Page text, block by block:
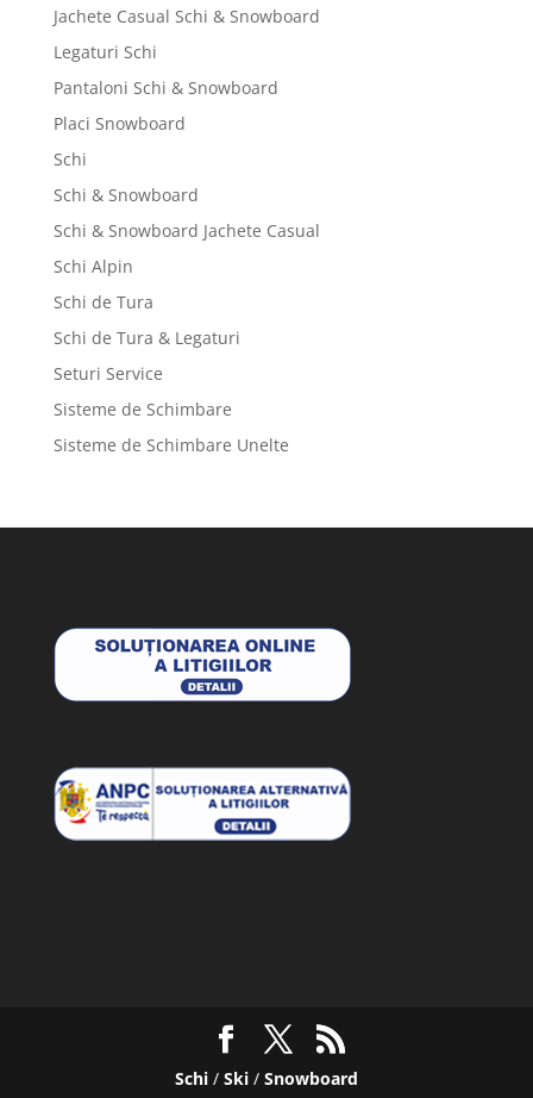
Jachete Casual Schi & Snowboard
Legaturi Schi
Pantaloni Schi & Snowboard
Placi Snowboard
Schi
Schi & Snowboard
Schi & Snowboard Jachete Casual
Schi Alpin
Schi de Tura
Schi de Tura & Legaturi
Seturi Service
Sisteme de Schimbare
Sisteme de Schimbare Unelte
Schi/ Ski/ Snowboard